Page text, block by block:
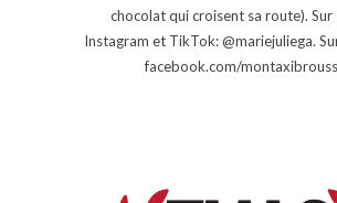
chocolat qui croisent sa route). Sur
Instagram et TikTok: @mariejuliega.
facebook.com/